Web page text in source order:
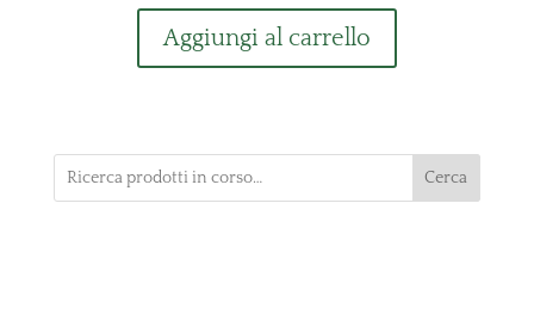
originaleattuale
è:
Aggiungi al carrello
Cerca